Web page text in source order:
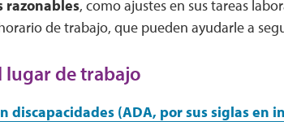
razonables, como ajustes en sus tareas
de trabajo, que pueden ayudarle a
lugar de trabajo
discapacidades (ADA, por sus siglas en